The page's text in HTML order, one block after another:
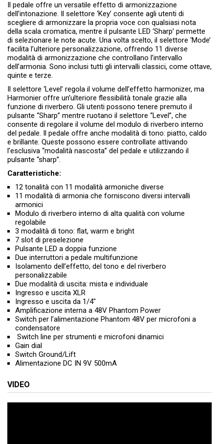
Il pedale offre un versatile effetto di armonizzazione
dell’intonazione. Il selettore ‘Key’ consente agli utenti di
scegliere di armonizzare la propria voce con qualsiasi nota
della scala cromatica, mentre il pulsante LED ‘Sharp’ permette
di selezionare le note acute. Una volta scelto, il selettore ‘Mode’
facilita l’ulteriore personalizzazione, offrendo 11 diverse
modalità di armonizzazione che controllano l’intervallo
dell’armonia. Sono inclusi tutti gli intervalli classici, come ottave,
quinte e terze.
Il selettore ‘Level’ regola il volume dell’effetto harmonizer, ma
Harmonier offre un’ulteriore flessibilità tonale grazie alla
funzione di riverbero. Gli utenti possono tenere premuto il
pulsante “Sharp” mentre ruotano il selettore “Level”, che
consente di regolare il volume del modulo di riverbero interno
del pedale. Il pedale offre anche modalità di tono: piatto, caldo
e brillante. Queste possono essere controllate attivando
l’esclusiva “modalità nascosta” del pedale e utilizzando il
pulsante “sharp”.
Caratteristiche:
12 tonalità con 11 modalità armoniche diverse
11 modalità di armonia che forniscono diversi intervalli
armonici
Modulo di riverbero interno di alta qualità con volume
regolabile
3 modalità di tono: flat, warm e bright
7 slot di preselezione
Pulsante LED a doppia funzione
Due interruttori a pedale multifunzione
Isolamento dell’effetto, del tono e del riverbero
personalizzabile
Due modalità di uscita: mista e individuale
Ingresso e uscita XLR
Ingresso e uscita da 1/4″
Amplificazione interna a 48V Phantom Power
Switch per l’alimentazione Phantom 48V per microfoni a
condensatore
Switch line per strumenti e microfoni dinamici
Gain dial
Switch Ground/Lift
Alimentazione DC IN 9V 500mA
VIDEO